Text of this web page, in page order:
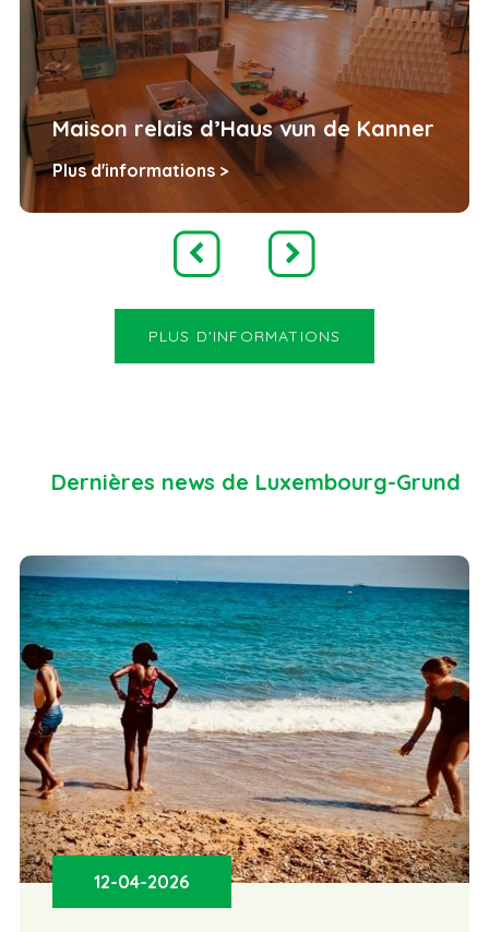
Maison relais d’Haus vun de Kanner
Plus d'informations >
PLUS D'INFORMATIONS
Dernières news de Luxembourg-Grund
12-04-2026